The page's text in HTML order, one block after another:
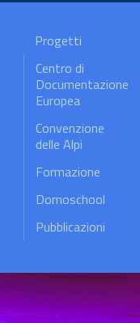
Progetti
Centro di
Documentazione
Europea
Convenzione
delle Alpi
Formazione
Domoschool
Pubblicazioni